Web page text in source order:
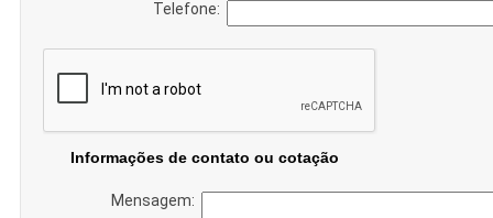
Telefone:
Informações de contato ou cotação
Mensagem: